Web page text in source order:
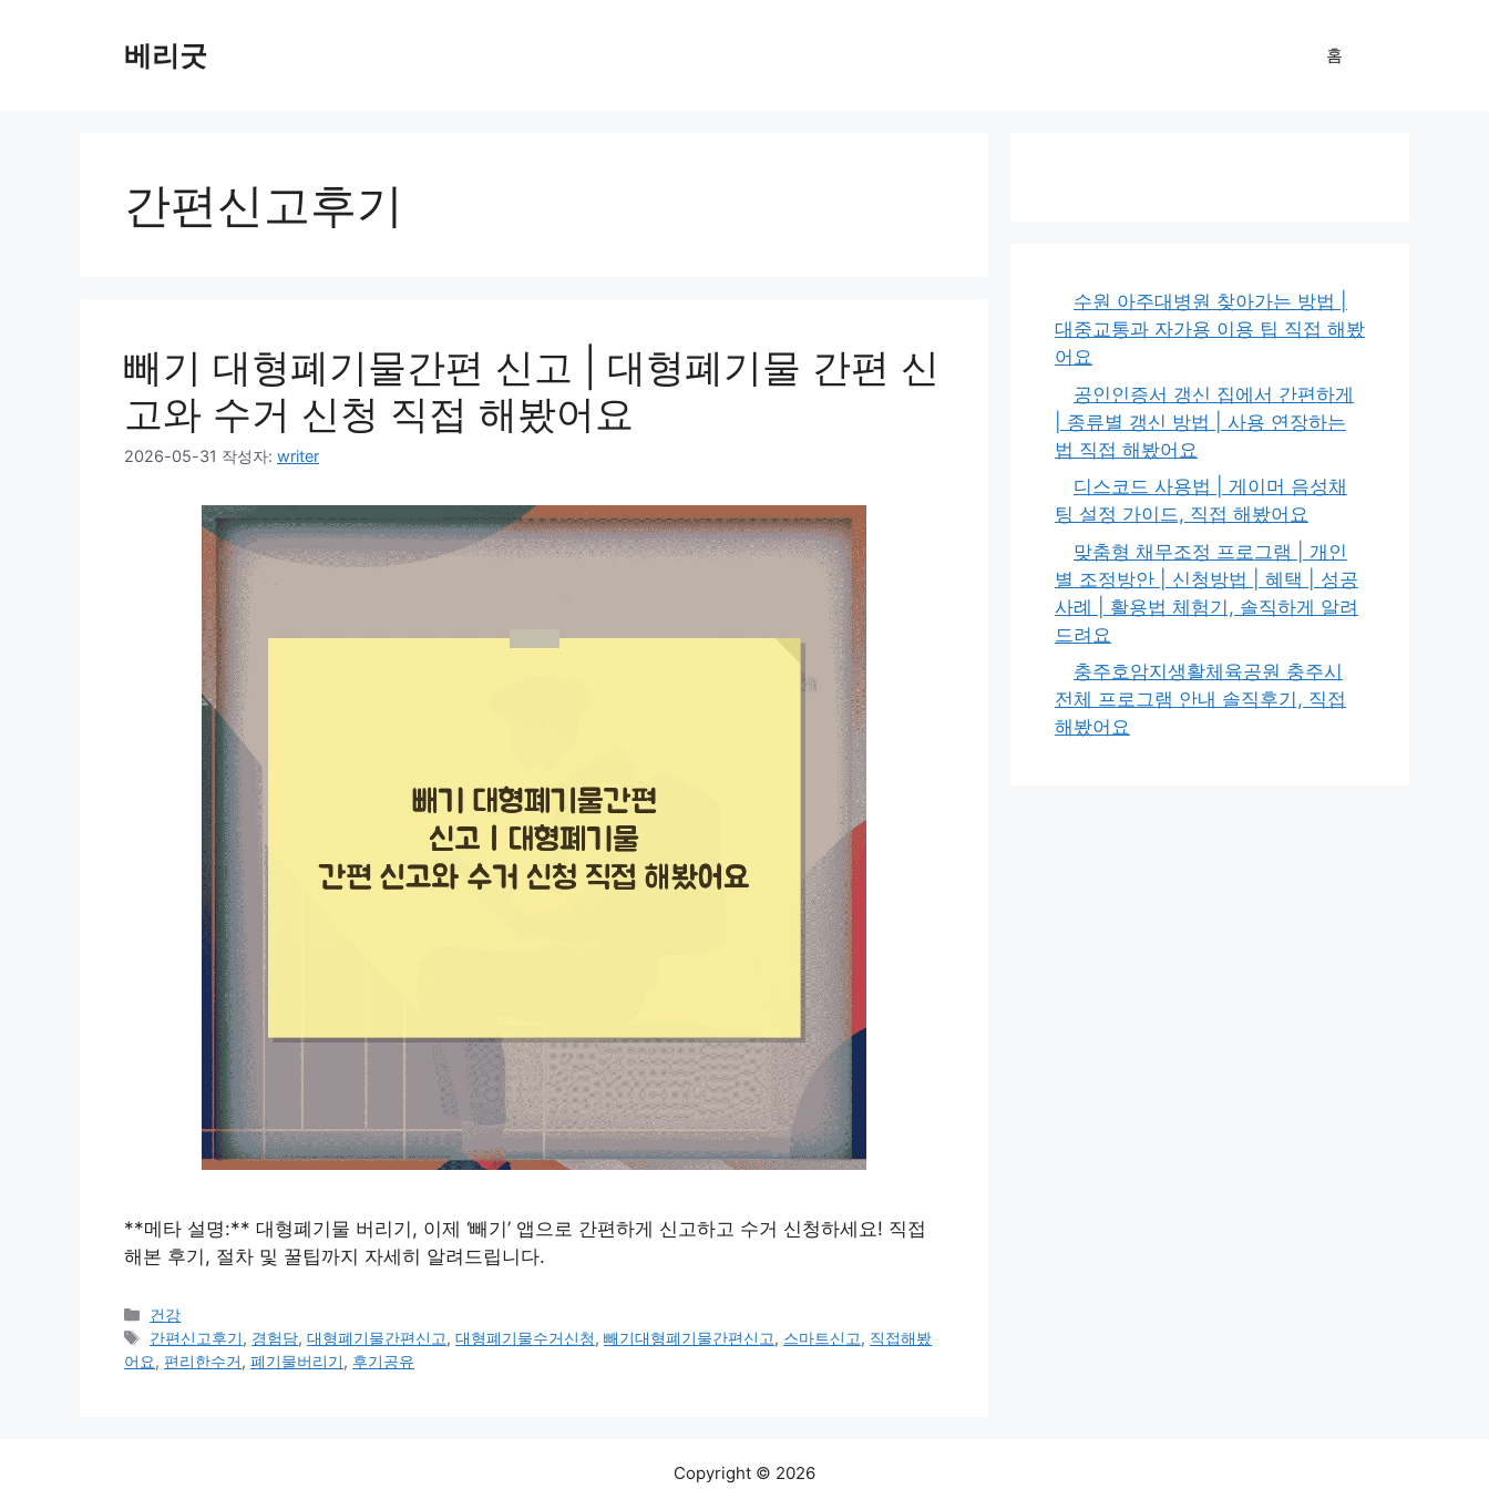
베리굿 홈
간편신고후기
빼기 대형폐기물간편 신고 | 대형폐기물 간편 신
고와 수거 신청 직접 해봤어요
2026-05-31 작성자: writer
**메타 설명:** 대형폐기물 버리기, 이제 ‘빼기’ 앱으로 간편하게 신고하고 수거 신청하세요! 직접
해본 후기, 절차 및 꿀팁까지 자세히 알려드립니다.
카
테
고
건강
태
그
간편신고후기, 경험담,대형폐기물간편신고,대형폐기물수거신청,빼기대형폐기물간편신고, 스마트신고, 직접해봤
어요, 편리한수거, 폐기물버리기, 후기공유
수원 아주대병원 찾아가는 방법 |
대중교통과 자가용 이용 팁 직접 해봤
어요
공인인증서 갱신 집에서 간편하게
| 종류별 갱신 방법 | 사용 연장하는
법 직접 해봤어요
디스코드 사용법 | 게이머 음성채
팅 설정 가이드, 직접 해봤어요
맞춤형 채무조정 프로그램 | 개인
별 조정방안 | 신청방법 | 혜택 | 성공
사례 | 활용법 체험기, 솔직하게 알려
드려요
충주호암지생활체육공원 충주시
전체 프로그램 안내 솔직후기, 직접
해봤어요
Copyright © 2026